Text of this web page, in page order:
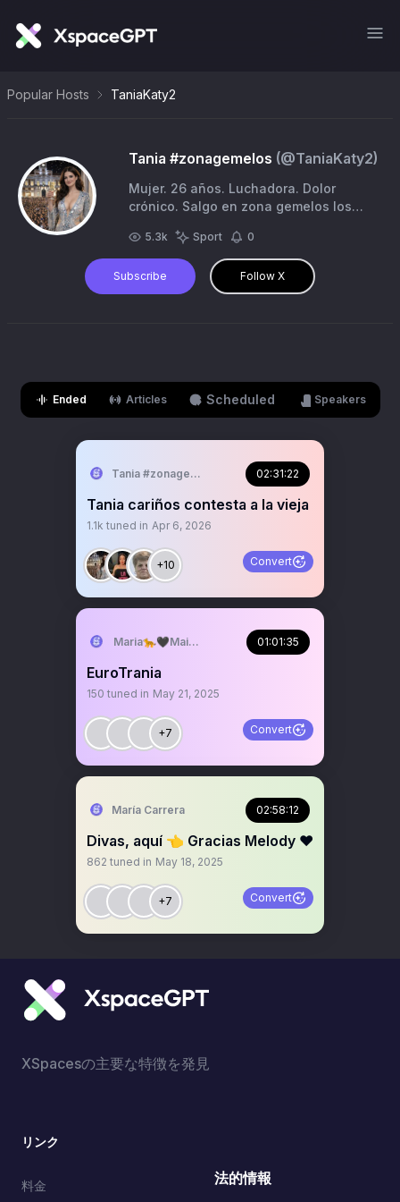
Popular Hosts TaniaKaty2
Tania #zonagemelos (@TaniaKaty2)
Mujer. 26 años. Luchadora. Dolor
crónico. Salgo en zona gemelos los
5.3k Sport 0
Subscribe Follow X
Ended Articles Scheduled Speakers
Tania #zonagemelos 02:31:22
Tania cariños contesta a la vieja
1.1k tuned in Apr 6, 2026
+10 Convert
Maria🐆🖤Maiquista✨🩷🍓01:01:35
EuroTrania
150 tuned in May 21, 2025
+7 Convert
María Carrera 02:58:12
Divas, aquí 👈 Gracias Melody ❤️
862 tuned in May 18, 2025
+7 Convert
XSpacesの主要な特徴を発見
リンク
料金 法的情報